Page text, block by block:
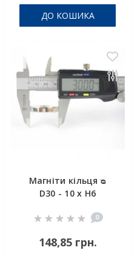
ДО КОШИКА
Магніти кільця ᴓ
D30 - 10 x H6
0
148,85 грн.